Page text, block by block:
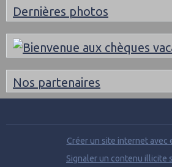
Dernières photos
Nos partenaires
Créer un site internet avec
Signaler un contenu illicite